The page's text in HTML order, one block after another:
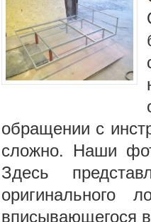
обращении с
сложно. Наши
Здесь
оригинального
вписывающегося